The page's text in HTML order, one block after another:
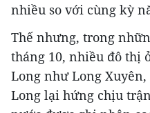
nhiều so với cùng kỳ
Thế nhưng, trong
tháng 10, nhiều đô thị
Long như Long
Long lại hứng chịu